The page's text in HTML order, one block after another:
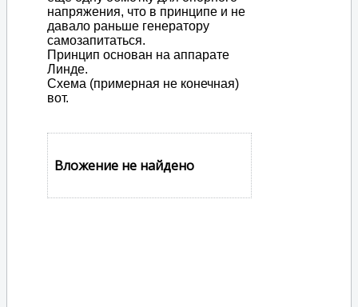
напряжения, что в принципе и не
давало раньше генератору
самозапитаться.
Принцип основан на аппарате
Линде.
Схема (примерная не конечная)
вот.
Вложение не найдено